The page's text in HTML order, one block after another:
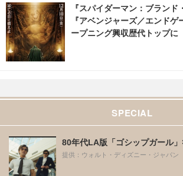
『スパイダーマン：ブランド
『アベンジャーズ／エンドゲ
ープニング興収歴代トップ
SPECIAL
80年代LA版「ゴシップガール
提供：ウォルト・ディズニー・ジャパン